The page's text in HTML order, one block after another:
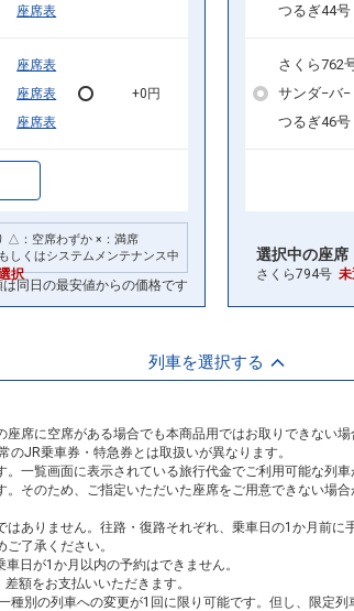
座席表
座席表
座席表
座席表
+0円
△：空席わずか ×：満席
しくはシステムメンテナンス中
は同日の最安値からの価格です
択
つるぎ44号
さくら762
サンダ−バ−
つるぎ46号
選択中の座席
さくら794号
列車を選択する
席に空席がある場合でも本商品用ではお取りできない場
JR乗車券・特急券とは取扱いが異なります。
一覧画面に表示されている旅行代金でご利用可能な列
そのため、ご指定いただいた座席をご用意できない場合
ありません。往路・復路それぞれ、乗車日の1か月前
了承ください。
日が1か月以内の予約はできません。
額をお支払いいただきます。
種別の列車への変更が1回に限り可能です。但し、限定